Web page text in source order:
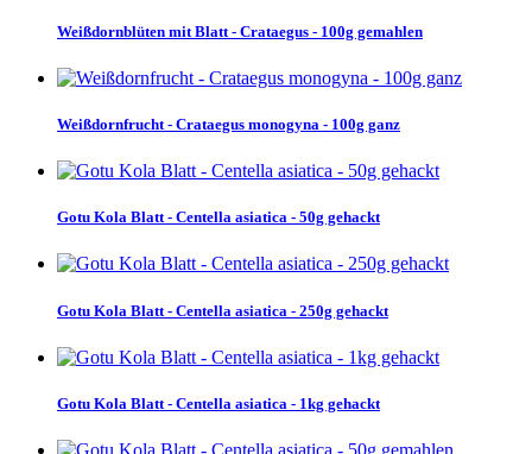
Weißdornblüten mit Blatt - Crataegus - 100g gemahlen
Weißdornfrucht - Crataegus monogyna - 100g ganz
Gotu Kola Blatt - Centella asiatica - 50g gehackt
Gotu Kola Blatt - Centella asiatica - 250g gehackt
Gotu Kola Blatt - Centella asiatica - 1kg gehackt